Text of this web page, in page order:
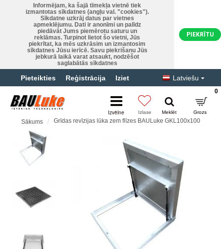
Informējam, ka šajā tīmekļa vietnē tiek
izmantotas sīkdatnes (angļu val. "cookies").
Sīkdatne uzkrāj datus par vietnes
apmeklējumu. Dati ir anonīmi un palīdz
piedāvāt Jums piemērotu saturu un
reklāmas. Turpinot lietot šo vietni, Jūs
piekrītat, ka mēs uzkrāsim un izmantosim
sīkdatnes Jūsu ierīcē. Savu piekrišanu Jūs
jebkurā laikā varat atsaukt, nodzēšot
saglabātās sīkdatnes
PIEKRĪTU
Pieteikties Reģistrācija Iziet Latviešu
0
Sākums Grīdas revīzijas lūka zem flīzes BAULuke GKL100x100